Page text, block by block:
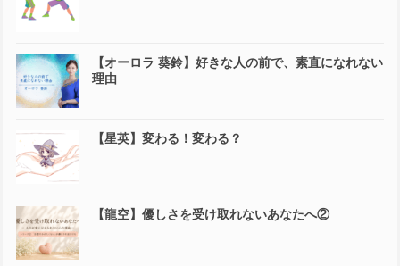
【オーロラ 葵鈴】好きな人の前で、素直になれない
理由
【星英】変わる！変わる？
【龍空】優しさを受け取れないあなたへ②